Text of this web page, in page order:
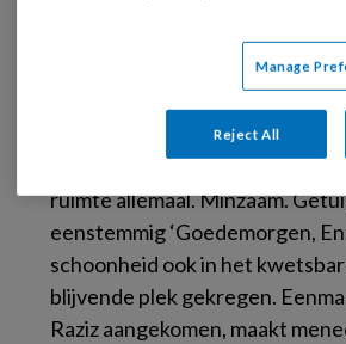
Op dat moment betreedt
huiskamer. Met zijn 89 jaar is hij
indrukwekkende verschijning.
in het pak. Een milde versie van
The Godfather. Hij groet de
ruimte allemaal. Minzaam.
eenstemmig ‘Goedemorgen,
schoonheid ook in het
blijvende plek gekregen.
Raziz aangekomen, maakt
Manage
Reject All